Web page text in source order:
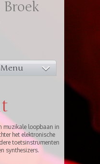
Broek
muzikale loopbaan in
het elektronische
toetsinstrumenten
synthesizers.